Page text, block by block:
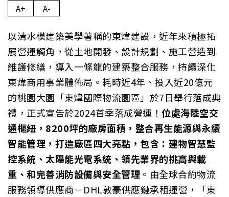
A+ A-
以清水模建築美學著稱的東煒建設，近年來積極拓
展營運觸角，從土地開發、設計規劃、施工營造到
維護修繕，導入一條龍的建築整合服務，持續深化
東煒商用事業體佈局。耗時近4年、投入近20億元
的桃園大園「東煒國際物流園區」於7日舉行落成典
禮，正式宣告於2024首季落成營運！ 位處海陸空交
通樞紐， 8200坪的廠房面積，整合再生能源與永續
智能管理，打造廠區四大亮點，包含：建物智慧監
控系統、太陽能光電系統、領先業界的挑高與載
重、和完善消防設備與安全管理 。由全球合約物流
服務領導供應商－DHL敦豪供應鏈承租運營，「東